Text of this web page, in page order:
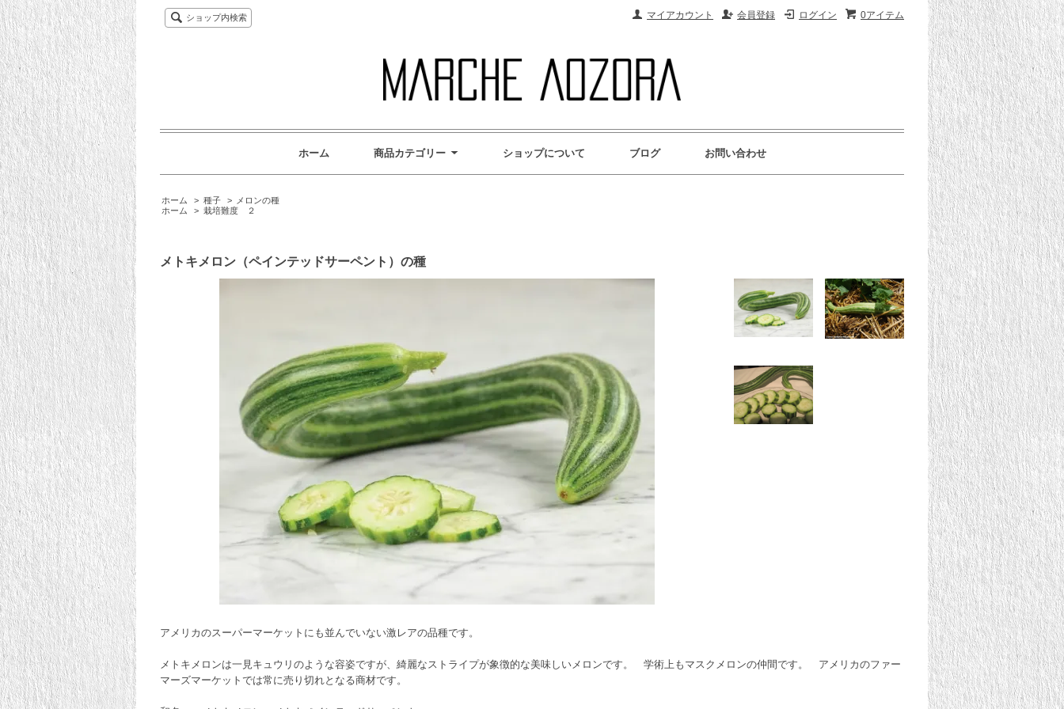
0アイテム
ログイン
会員登録
マイアカウント
ショップ内検索
ホーム 商品カテゴリー ショップについて ブログ お問い合わせ
ホーム > 種子 >
メロンの種
ホーム
> 栽培難度 ２
メトキメロン（ペインテッドサーペント）の種
アメリカのスーパーマーケットにも並んでいない激レアの品種です。
メトキメロンは一見キュウリのような容姿ですが、綺麗なストライプが象徴的な美味しいメロンです。 学術上もマスクメロンの仲間です。 アメリカのファー
マーズマーケットでは常に売り切れとなる商材です。